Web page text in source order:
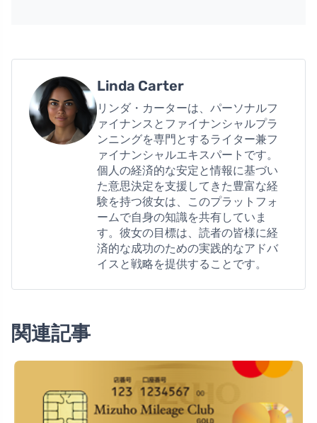
Linda Carter
リンダ・カーターは、パーソナルフ
ァイナンスとファイナンシャルプラ
ンニングを専門とするライター兼フ
ァイナンシャルエキスパートです。
個人の経済的な安定と情報に基づい
た意思決定を支援してきた豊富な経
験を持つ彼女は、このプラットフォ
ームで自身の知識を共有していま
す。彼女の目標は、読者の皆様に経
済的な成功のための実践的なアドバ
イスと戦略を提供することです。
関連記事